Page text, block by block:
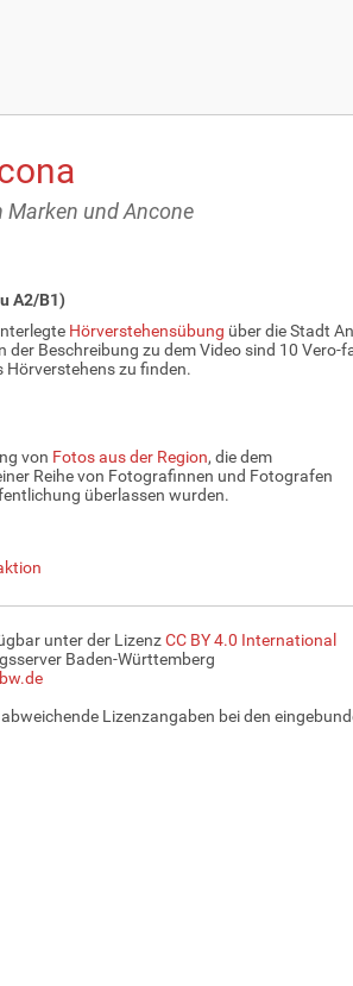
Marken und Ancone
A2/B1)
Hörverstehensübung über die Stadt
der Beschreibung zu dem Video sind 10 Vero-
Hörverstehens zu finden.
von Fotos aus der Region, die dem
Reihe von Fotografinnen und Fotografen
überlassen wurden.
unter der LizenzCC BY 4.0 International
Baden-Württemberg
Lizenzangaben bei den